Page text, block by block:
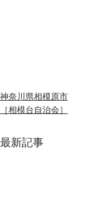
神奈川県相模原市
［相模台自治会］
最新記事